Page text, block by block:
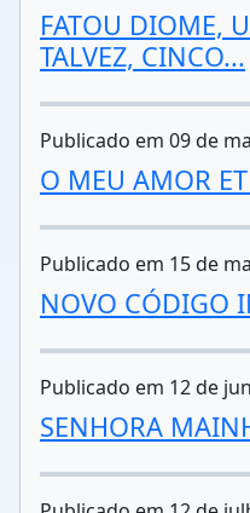
FATOU DIOME,
TALVEZ, CINCO...
Publicado em 09 de
O MEU AMOR
Publicado em 15 de
NOVO CÓDIGO
Publicado em 12 de
SENHORA